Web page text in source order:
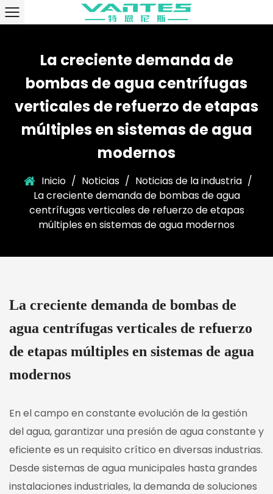
La creciente demanda de
bombas de agua centrífugas
verticales de refuerzo de etapas
múltiples en sistemas de agua
modernos
Inicio / Noticias / Noticias de la industria /
La creciente demanda de bombas de agua
centrífugas verticales de refuerzo de etapas
múltiples en sistemas de agua modernos
La creciente demanda de bombas de
agua centrífugas verticales de refuerzo
de etapas múltiples en sistemas de agua
modernos
En el campo en constante evolución de la gestión
del agua, garantizar una presión de agua constante y
eficiente es un requisito crítico en diversas industrias.
Desde sistemas de agua municipales hasta grandes
instalaciones industriales, la demanda de soluciones